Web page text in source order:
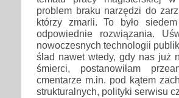
problem braku narzędzi do
którzy zmarli. To było
odpowiednie rozwiązania.
nowoczesnych technologii
ślad nawet wtedy, gdy nas już
śmierci, postanowiłam
cmentarze m.in. pod kątem
strukturalnych, polityki serwisu